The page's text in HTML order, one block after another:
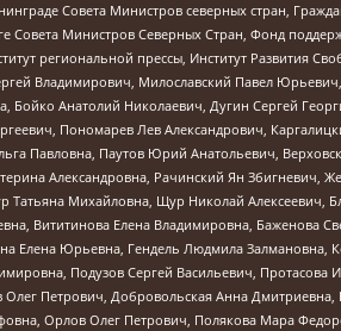
Совета Министров северных стран,
Министров Северных Стран, Фонд
региональной прессы, Институт Развития
Владимирович, Милославский Павел
Бойко Анатолий Николаевич, Дугин Сергей
Пономарев Лев Александрович,
Павловна, Паутов Юрий Анатольевич,
Александровна, Рачинский Ян Збигневич,
Михайловна, Щур Николай
Вититинова Елена Владимировна, Баженова
Елена Юрьевна, Гендель Людмила
Подузов Сергей Васильевич, Протасова
Петрович, Добровольская Анна Дмитриевна,
Орлов Олег Петрович, Полякова Мара